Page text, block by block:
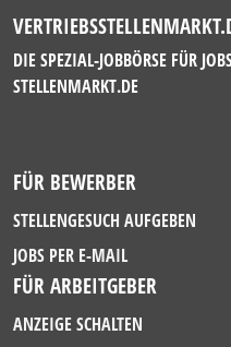
DIE SPEZIAL-JOBBÖRSE FÜR
STELLENMARKT.DE
FÜR BEWERBER
STELLENGESUCH AUFGEBEN
JOBS PER E-MAIL
FÜR ARBEITGEBER
ANZEIGE SCHALTEN